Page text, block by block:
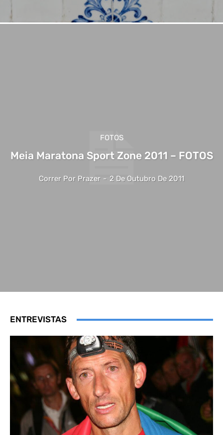
FOTOS
Meia Maratona Sport Zone 2011 – FOTOS
Correr Por Prazer - 2 De Outubro De 2011
ENTREVISTAS